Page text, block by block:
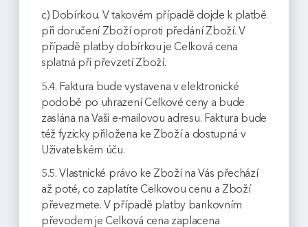
c) Dobírkou. V takovém případě dojde k platbě
při doručení Zboží oproti předání Zboží. V
případě platby dobírkou je Celková cena
splatná při převzetí Zboží.
5.4. Faktura bude vystavena v elektronické
podobě po uhrazení Celkové ceny a bude
zaslána na Vaši e-mailovou adresu. Faktura bude
též fyzicky přiložena ke Zboží a dostupná v
Uživatelském úču.
5.5. Vlastnické právo ke Zboží na Vás přechází
až poté, co zaplatíte Celkovou cenu a Zboží
převezmete. V případě platby bankovním
převodem je Celková cena zaplacena